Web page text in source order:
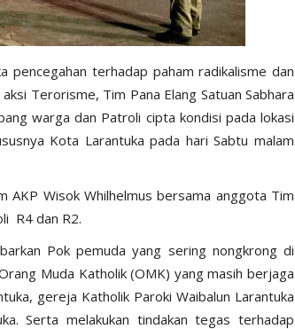
pencegahan terhadap paham radikalisme dan
Terorisme, Tim Pana Elang Satuan Sabhara
warga dan Patroli cipta kondisi pada lokasi
Kota Larantuka pada hari Sabtu malam
Wisok Whilhelmus bersama anggota Tim
R4 dan R2.
Pok pemuda yang sering nongkrong di
Muda Katholik (OMK) yang masih berjaga
gereja Katholik Paroki Waibalun Larantuka
Serta melakukan tindakan tegas terhadap